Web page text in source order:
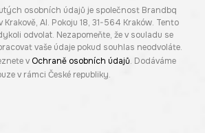
osobních údajů je společnost Brandbq
Krakově, Al. Pokoju 18, 31-564 Kraków. Tento
odvolat. Nezapomeňte, že v souladu se
vaše údaje pokud souhlas neodvoláte.
v Ochraně osobních údajů. Dodáváme
v rámci České republiky.